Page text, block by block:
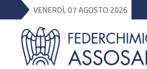
VENERDÌ, 07 AGOSTO 2026